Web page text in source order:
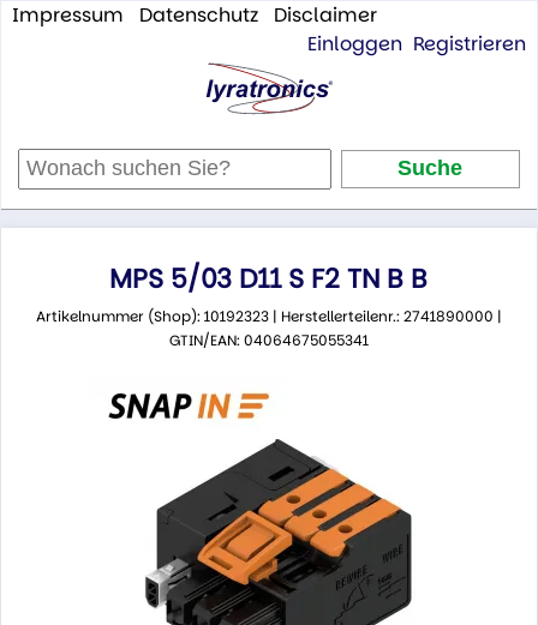
Impressum Datenschutz
Disclaimer
Einloggen Registrieren
MPS 5/03 D11 S F2 TN B B
Artikelnummer (Shop): 10192323 | Herstellerteilenr.: 2741890000 |
GTIN/EAN: 04064675055341